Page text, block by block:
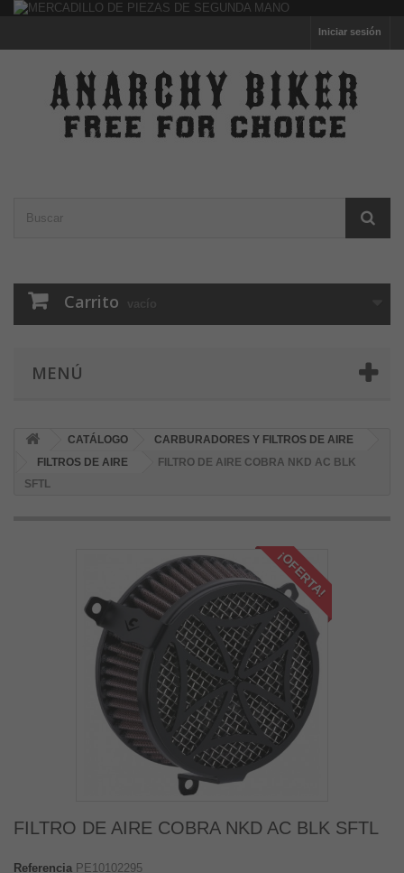
Iniciar sesión
Carrito vacío
MENÚ
CATÁLOGO
CARBURADORES Y FILTROS DE AIRE
FILTROS DE AIRE
FILTRO DE AIRE COBRA NKD AC BLK
SFTL
¡OFERTA!
FILTRO DE AIRE COBRA NKD AC BLK SFTL
Referencia PE10102295